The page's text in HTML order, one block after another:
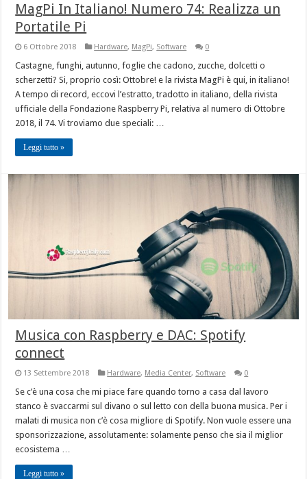
MagPi In Italiano! Numero 74: Realizza un
Portatile Pi
6 Ottobre 2018 Hardware, MagPi, Software 0
Castagne, funghi, autunno, foglie che cadono, zucche, dolcetti o
scherzetti? Si, proprio così: Ottobre! e la rivista MagPi è qui, in italiano!
A tempo di record, eccovi l’estratto, tradotto in italiano, della rivista
ufficiale della Fondazione Raspberry Pi, relativa al numero di Ottobre
2018, il 74. Vi troviamo due speciali: …
Leggi tutto »
Musica con Raspberry e DAC: Spotify
connect
13 Settembre 2018 Hardware, Media Center, Software 0
Se c’è una cosa che mi piace fare quando torno a casa dal lavoro
stanco è svaccarmi sul divano o sul letto con della buona musica. Per i
malati di musica non c’è cosa migliore di Spotify. Non vuole essere una
sponsorizzazione, assolutamente: solamente penso che sia il miglior
ecosistema …
Leggi tutto »